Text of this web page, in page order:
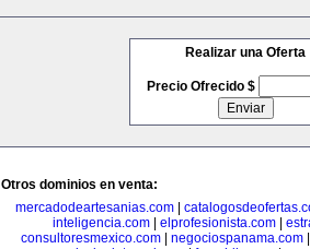
Realizar una Oferta
Precio Ofrecido $
Otros dominios en venta:
mercadodeartesanias.com
inteligencia.com| elprofesionista.com|
consultoresmexico.com| negociospanama.com